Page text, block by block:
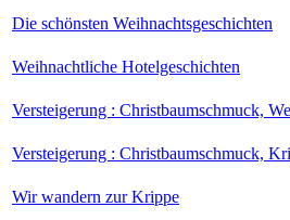
Die schönsten Weihnachtsgeschichten
Weihnachtliche Hotelgeschichten
Versteigerung : Christbaumschmuck,
Versteigerung : Christbaumschmuck,
Wir wandern zur Krippe